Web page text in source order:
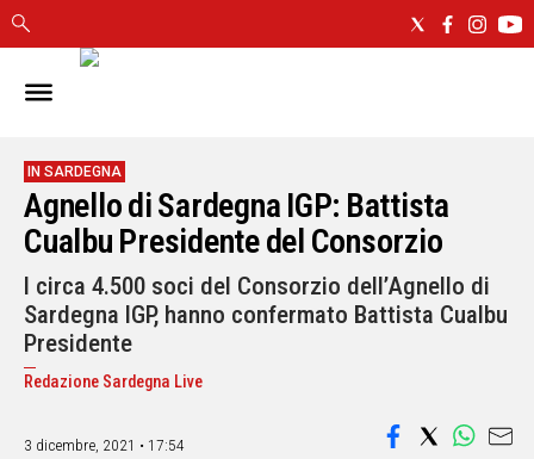
IN
CAGLIARI
SASSARI
NUORO
ORISTANO
SULCIS
GALLURA
OGLIASTRA
MEDIO
IN SARDEGNA
Agnello di Sardegna IGP: Battista
Cualbu Presidente del Consorzio
I circa 4.500 soci del Consorzio dell’Agnello di
Sardegna IGP, hanno confermato Battista Cualbu
Presidente
Redazione Sardegna Live
3 dicembre, 2021 • 17:54